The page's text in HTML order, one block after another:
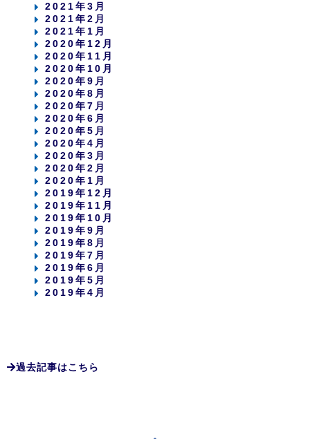
2021年3月
2021年2月
2021年1月
2020年12月
2020年11月
2020年10月
2020年9月
2020年8月
2020年7月
2020年6月
2020年5月
2020年4月
2020年3月
2020年2月
2020年1月
2019年12月
2019年11月
2019年10月
2019年9月
2019年8月
2019年7月
2019年6月
2019年5月
2019年4月
過去記事はこちら